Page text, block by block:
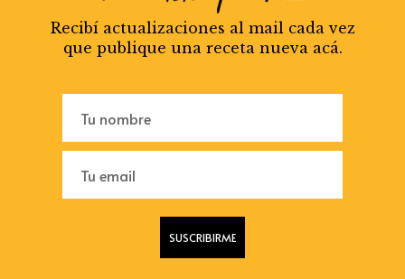
Recibí actualizaciones al mail cada vez
que publique una receta nueva acá.